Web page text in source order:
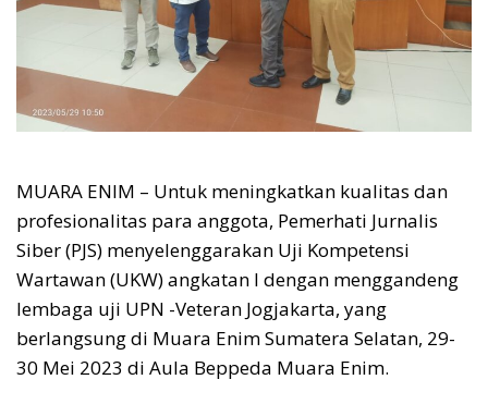
MUARA ENIM – Untuk meningkatkan kualitas dan
profesionalitas para anggota, Pemerhati Jurnalis
Siber (PJS) menyelenggarakan Uji Kompetensi
Wartawan (UKW) angkatan I dengan menggandeng
lembaga uji UPN -Veteran Jogjakarta, yang
berlangsung di Muara Enim Sumatera Selatan, 29-
30 Mei 2023 di Aula Beppeda Muara Enim.